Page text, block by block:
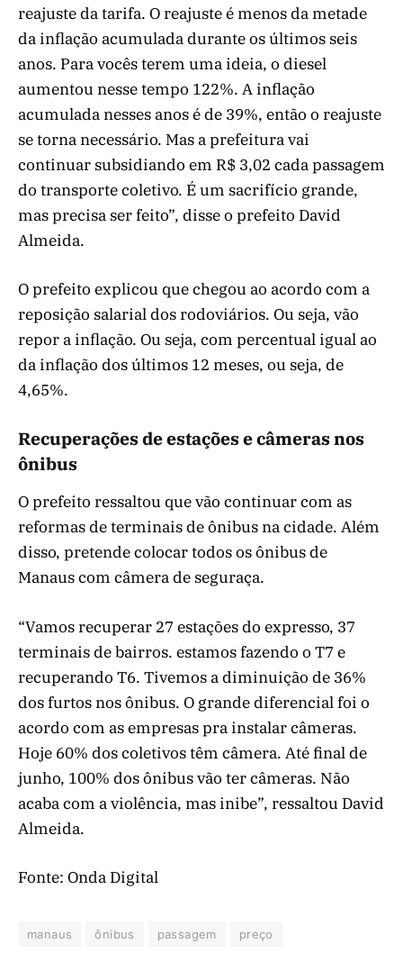
reajuste da tarifa. O reajuste é menos da metade
da inflação acumulada durante os últimos seis
anos. Para vocês terem uma ideia, o diesel
aumentou nesse tempo 122%. A inflação
acumulada nesses anos é de 39%, então o reajuste
se torna necessário. Mas a prefeitura vai
continuar subsidiando em R$ 3,02 cada passagem
do transporte coletivo. É um sacrifício grande,
mas precisa ser feito”, disse o prefeito David
Almeida.
O prefeito explicou que chegou ao acordo com a
reposição salarial dos rodoviários. Ou seja, vão
repor a inflação. Ou seja, com percentual igual ao
da inflação dos últimos 12 meses, ou seja, de
4,65%.
Recuperações de estações e câmeras nos
ônibus
O prefeito ressaltou que vão continuar com as
reformas de terminais de ônibus na cidade. Além
disso, pretende colocar todos os ônibus de
Manaus com câmera de seguraça.
“Vamos recuperar 27 estações do expresso, 37
terminais de bairros. estamos fazendo o T7 e
recuperando T6. Tivemos a diminuição de 36%
dos furtos nos ônibus. O grande diferencial foi o
acordo com as empresas pra instalar câmeras.
Hoje 60% dos coletivos têm câmera. Até final de
junho, 100% dos ônibus vão ter câmeras. Não
acaba com a violência, mas inibe”, ressaltou David
Almeida.
Fonte: Onda Digital
manaus ônibus passagem preço